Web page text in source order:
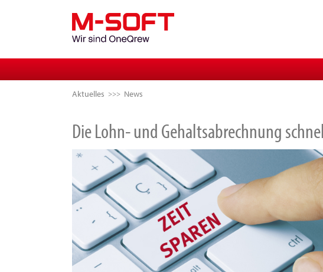
Aktuelles News
Die Lohn- und Gehaltsabrechnung